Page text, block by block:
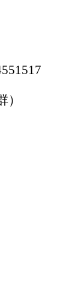
）